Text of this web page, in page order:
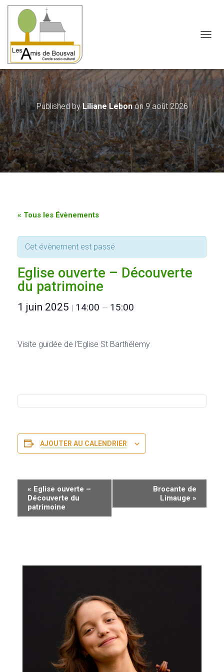
Published byLiliane Lebonon9 août 2026
« Tous les Évènements
Cet évènement est passé.
Eglise ouverte – Découverte
du patrimoine
1 juin 2025 | 14:00 — 15:00
Visite guidée de l’Eglise St Barthélemy
AJOUTER AU CALENDRIER
g
« Eglise ouverte –
Découverte du
patrimoine
Brocante de
Limauge »